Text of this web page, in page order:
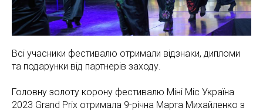
Всі учасники фестивалю отримали відзнаки, дипломи
та подарунки від партнерів заходу.
Головну золоту корону фестивалю Міні Міс Україна
2023 Grand Prix отримала 9-річна Марта Михайленко з